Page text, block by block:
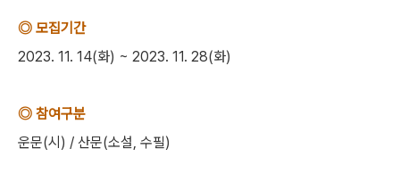
◎ 모집기간
2023. 11. 14(화) ~ 2023. 11. 28(화)
◎ 참여구분
운문(시) / 산문(소설, 수필)